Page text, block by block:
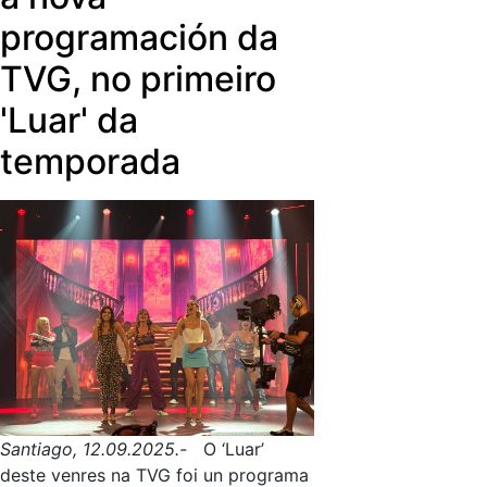
programación da
TVG, no primeiro
'Luar' da
temporada
Santiago, 12.09.2025.- O ‘Luar’
deste venres na TVG foi un programa